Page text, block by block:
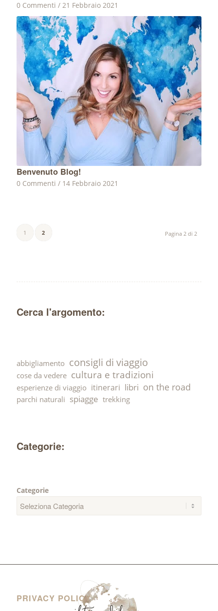
0 Commenti / 21 Febbraio 2021
Benvenuto Blog!
0 Commenti / 14 Febbraio 2021
Pagina 2 di 2
1 2
Cerca l'argomento:
abbigliamento consigli di viaggio
cose da vedere cultura e tradizioni
esperienze di viaggio itinerari libri on the road
parchi naturali spiagge trekking
Categorie:
Categorie
PRIVACY POLICY